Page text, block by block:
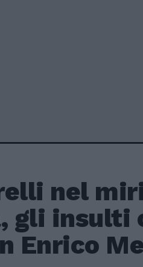
nel
gli insulti
Enrico